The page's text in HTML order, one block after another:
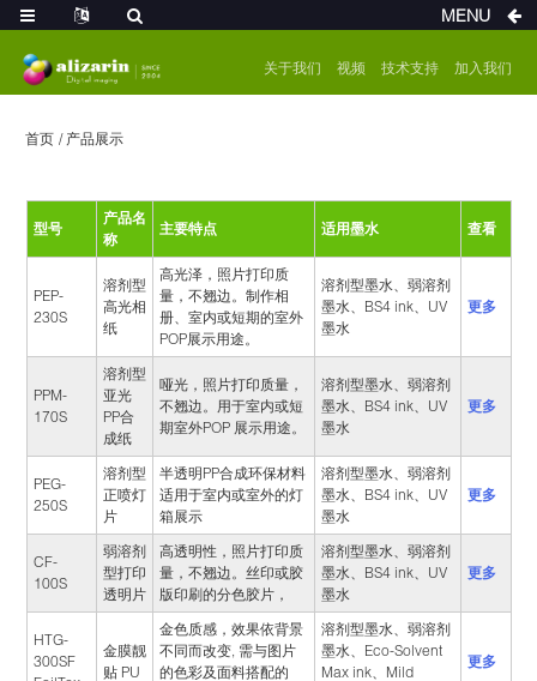
关于我们 视频 技术支持 加入我们
首页 产品展示
型号
产品名
称
主要特点 适用墨水 查看
PEP-
230S
溶剂型
高光相
纸
高光泽，照片打印质
量，不翘边。制作相
册、室内或短期的室外
POP展示用途。
溶剂型墨水、弱溶剂
墨水、BS4 ink、UV
墨水
更多
PPM-
170S
溶剂型
亚光
PP合
成纸
哑光，照片打印质量，
不翘边。用于室内或短
期室外POP 展示用途。
溶剂型墨水、弱溶剂
墨水、BS4 ink、UV
墨水
更多
PEG-
250S
溶剂型
正喷灯
片
半透明PP合成环保材料
适用于室内或室外的灯
箱展示
溶剂型墨水、弱溶剂
墨水、BS4 ink、UV
墨水
更多
CF-
100S
弱溶剂
型打印
透明片
高透明性，照片打印质
量，不翘边。丝印或胶
版印刷的分色胶片，
溶剂型墨水、弱溶剂
墨水、BS4 ink、UV
墨水
更多
HTG-
300SF
金膜靓
贴 PU
金色质感，效果依背景
不同而改变, 需与图片
的色彩及面料搭配的
溶剂型墨水、弱溶剂
墨水、Eco-Solvent
Max ink、Mild
更多
MENU